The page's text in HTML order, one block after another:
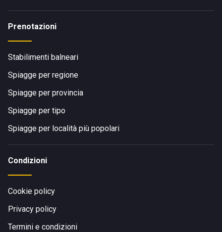
Prenotazioni
Stabilimenti balneari
Spiagge per regione
Spiagge per provincia
Spiagge per tipo
Spiagge per località più popolari
Condizioni
Cookie policy
Privacy policy
Termini e condizioni